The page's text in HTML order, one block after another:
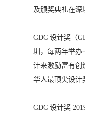
及颁奖典礼在深
GDC 设计奖（
圳，每两年举办
计来激励富有创
华人最顶尖设计
GDC 设计奖